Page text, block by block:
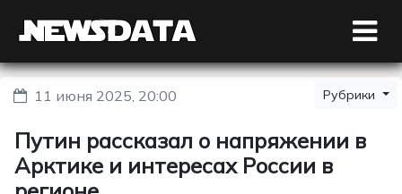
11 июня 2025, 20:00 Рубрики
Путин рассказал о напряжении в
Арктике и интересах России в